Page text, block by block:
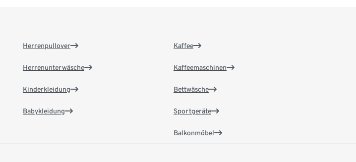
Herrenpullover
Herrenunterwäsche
Kinderkleidung
Babykleidung
Kaffee
Kaffeemaschinen
Bettwäsche
Sportgeräte
Balkonmöbel